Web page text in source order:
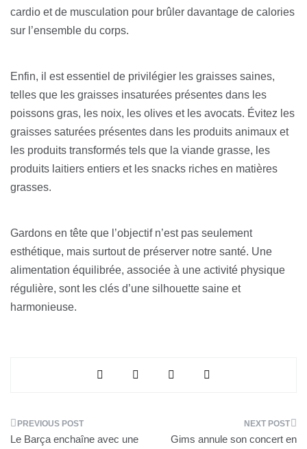
cardio et de musculation pour brûler davantage de calories
sur l’ensemble du corps.
Enfin, il est essentiel de privilégier les graisses saines,
telles que les graisses insaturées présentes dans les
poissons gras, les noix, les olives et les avocats. Évitez les
graisses saturées présentes dans les produits animaux et
les produits transformés tels que la viande grasse, les
produits laitiers entiers et les snacks riches en matières
grasses.
Gardons en tête que l’objectif n’est pas seulement
esthétique, mais surtout de préserver notre santé. Une
alimentation équilibrée, associée à une activité physique
régulière, sont les clés d’une silhouette saine et
harmonieuse.
Navigation
Le Barça enchaîne avec une
Gims annule son concert en